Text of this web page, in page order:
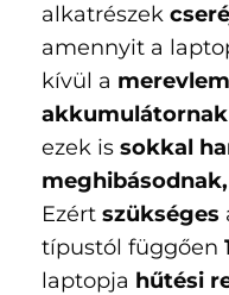
alkatrészek
amennyit a
kívül a
akkumulátornak
ezek is sokkal
meghibásodnak,
Ezért szükséges
típustól függően
laptopja hűtési